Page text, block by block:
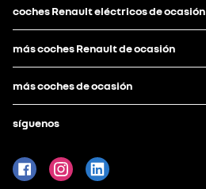
coches Renault eléctricos de ocasión
más coches Renault de ocasión
más coches de ocasión
síguenos